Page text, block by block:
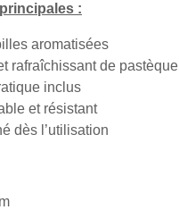
:
aromatisées
rafraîchissant de pastèque
inclus
et résistant
dès l’utilisation